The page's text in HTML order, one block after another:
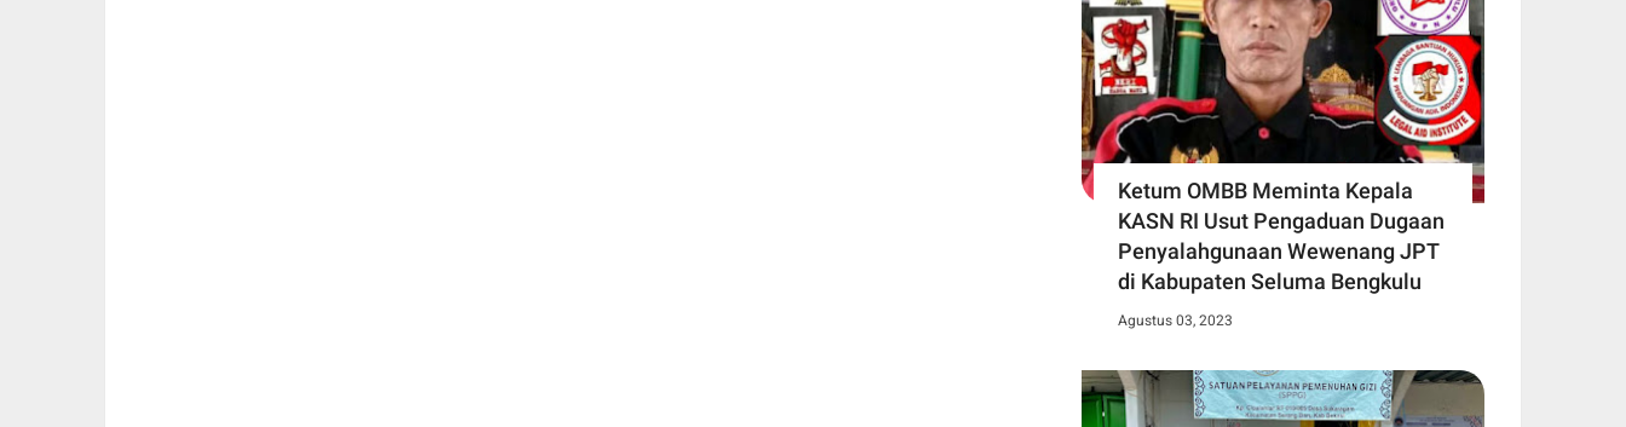
Ketum OMBB Meminta Kepala
KASN RI Usut Pengaduan Dugaan
Penyalahgunaan Wewenang JPT
di Kabupaten Seluma Bengkulu
Agustus 03, 2023